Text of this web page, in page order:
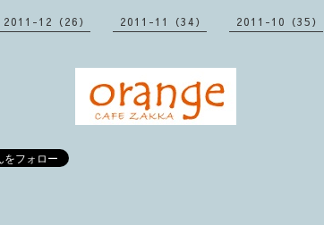
2011-12（26） 2011-11（34） 2011-10（35）